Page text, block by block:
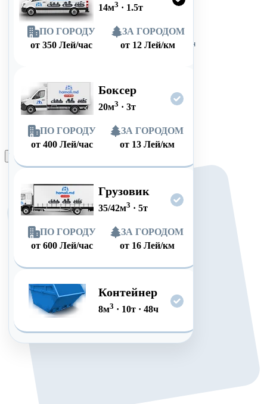
14м3 · 1.5т
ПО ГОРОДУ
от 350 Лей/час
ЗА ГОРОДОМ
от 12 Лей/км
Боксер
20м3 · 3т
ПО ГОРОДУ
от 400 Лей/час
ЗА ГОРОДОМ
от 13 Лей/км
Грузовик
35/42м3 · 5т
ПО ГОРОДУ
от 600 Лей/час
ЗА ГОРОДОМ
от 16 Лей/км
Контейнер
8м3 · 10т· 48ч
Оформить заказ